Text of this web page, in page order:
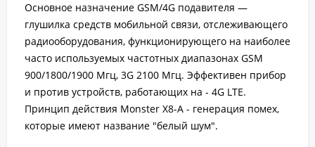
Основное назначение GSM/4G подавителя —
глушилка средств мобильной связи, отслеживающего
радиооборудования, функционирующего на наиболее
часто используемых частотных диапазонах GSM
900/1800/1900 Мгц, 3G 2100 Мгц. Эффективен прибор
и против устройств, работающих на - 4G LTE.
Принцип действия Monster X8-A - генерация помех,
которые имеют название "белый шум".